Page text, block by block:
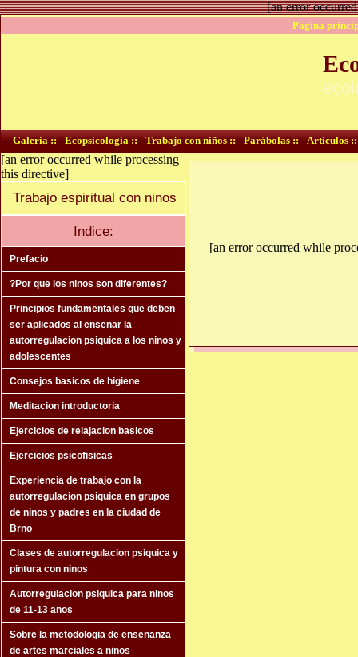
[an error
Pagina
Galeria :: Ecopsicologia :: Trabajo con niños :: Parábolas :: Articulos ::
[an error occurred while processing
this directive]
Trabajo espiritual con ninos
Indice:
Prefacio
?Por que los ninos son diferentes?
Principios fundamentales que deben
ser aplicados al ensenar la
autorregulacion psiquica a los ninos y
adolescentes
Consejos basicos de higiene
Meditacion introductoria
Ejercicios de relajacion basicos
Ejercicios psicofisicas
Experiencia de trabajo con la
autorregulacion psiquica en grupos
de ninos y padres en la ciudad de
Brno
Clases de autorregulacion psiquica y
pintura con ninos
Autorregulacion psiquica para ninos
de 11-13 anos
Sobre la metodologia de ensenanza
de artes marciales a ninos
[an error occurred while